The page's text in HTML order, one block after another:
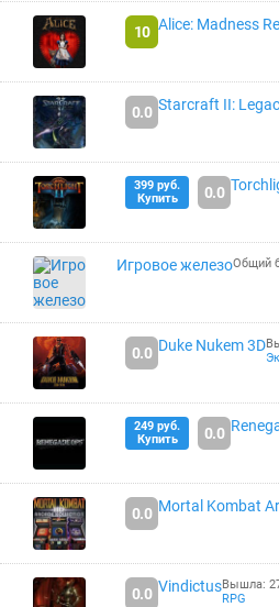
10 Alice: Madness
0.0 Starcraft II:
399 руб.
Купить
0.0
Игровое железоОбщий
0.0 Duke Nukem 3D
249 руб.
Купить
0.0
0.0 Mortal Kombat
0.0 VindictusВышла:
RPG